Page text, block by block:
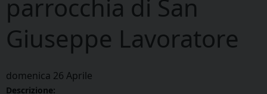
parrocchia di San
Giuseppe Lavoratore
domenica 26 Aprile
Descrizione: